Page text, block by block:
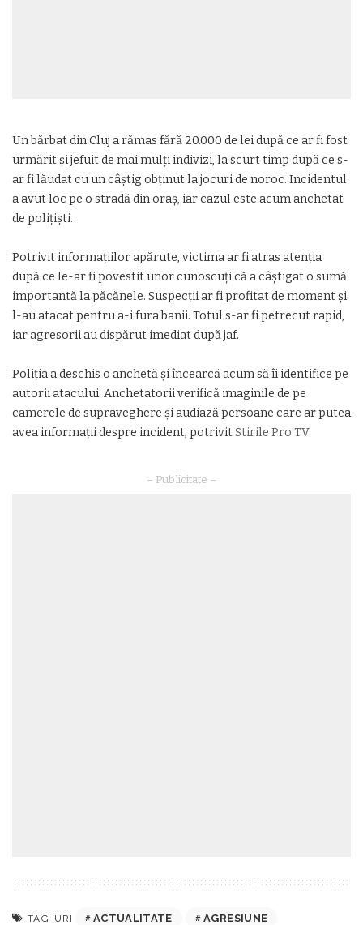
Un bărbat din Cluj a rămas fără 20.000 de lei după ce ar fi fost
urmărit și jefuit de mai mulți indivizi, la scurt timp după ce s-
ar fi lăudat cu un câștig obținut la jocuri de noroc. Incidentul
a avut loc pe o stradă din oraș, iar cazul este acum anchetat
de polițiști.
Potrivit informațiilor apărute, victima ar fi atras atenția
după ce le-ar fi povestit unor cunoscuți că a câștigat o sumă
importantă la păcănele. Suspecții ar fi profitat de moment și
l-au atacat pentru a-i fura banii. Totul s-ar fi petrecut rapid,
iar agresorii au dispărut imediat după jaf.
Poliția a deschis o anchetă și încearcă acum să îi identifice pe
autorii atacului. Anchetatorii verifică imaginile de pe
camerele de supraveghere și audiază persoane care ar putea
avea informații despre incident, potrivitStirile Pro TV.
– Publicitate –
TAG-URI ACTUALITATE
AGRESIUNE